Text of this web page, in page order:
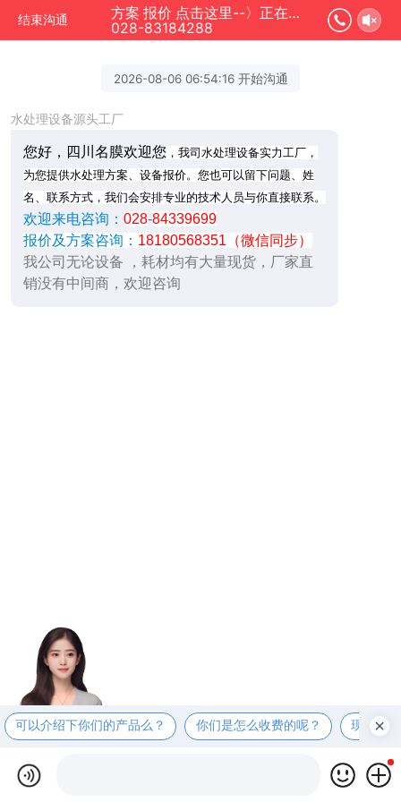
结束沟通
方案 报价 点击这里--〉正在为您服务
028-83184288
2026-08-06 06:54:16 开始沟通
水处理设备源头工厂
您好，四川名膜欢迎您 ，我司水处理设备实力工厂，
为您提供水处理方案、设备报价。您也可以留下问题、姓
名、联系方式，我们会安排专业的技术人员与你直接联系。
欢迎来电咨询： 028-84339699
报价及方案咨询： 18180568351（微信同步）
我公司无论设备 ，耗材均有大量现货，厂家直
销没有中间商，欢迎咨询
可以介绍下你们的产品么？ 你们是怎么收费的呢？ 现在有